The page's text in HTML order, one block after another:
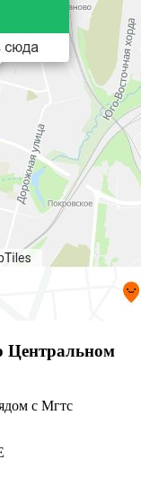
Центральном
с Мгтс